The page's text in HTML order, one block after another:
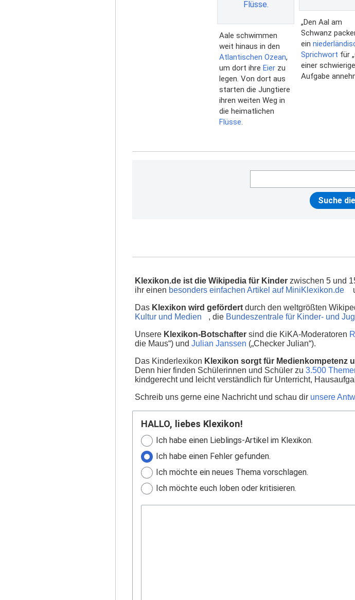
Aale schwimmen
weit hinaus in den
Atlantischen Ozean,
um dort ihre Eier zu
legen. Von dort aus
starten die Jungtiere
ihren weiten Weg in
die heimatlichen
Flüsse.
„Den Aal am
Schwanz
ein
Sprichwort für
einer
Aufgabe
Klexikon.de ist die Wikipedia für Kinder zwischen 5 und
ihr einen besonders einfachen Artikel auf MiniKlexikon.de
Das Klexikon wird gefördert durch den weltgrößten
Kultur und Medien
, die Bundeszentrale für Kinder- und
Unsere Klexikon-Botschafter sind die KiKA-Moderatoren
die Maus“) und Julian Janssen („Checker Julian“).
Das Kinderlexikon Klexikon sorgt für Medienkompetenz
Denn hier finden Schülerinnen und Schüler zu 3.500
kindgerecht und leicht verständlich für Unterricht,
Schreib uns gerne eine Nachricht und schau dir unsere
HALLO, liebes Klexikon!
Ich habe einen Lieblings-Artikel im Klexikon.
Ich habe einen Fehler gefunden.
Ich möchte ein neues Thema vorschlagen.
Ich möchte euch loben oder kritisieren.